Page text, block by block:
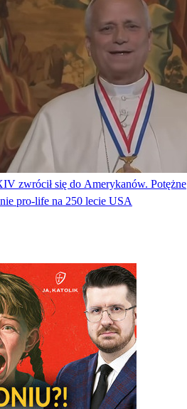
zwrócił się do Amerykanów. Potężne
pro-life na 250 lecie USA